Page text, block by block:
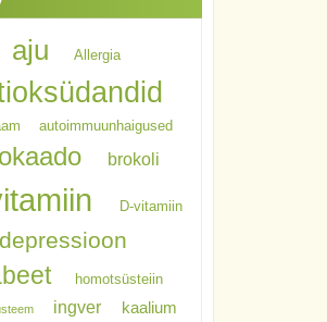
aju Allergia
autoimmuunhaigused
brokoli
D-vitamiin
depressioon
homotsüsteiin
ingver kaalium